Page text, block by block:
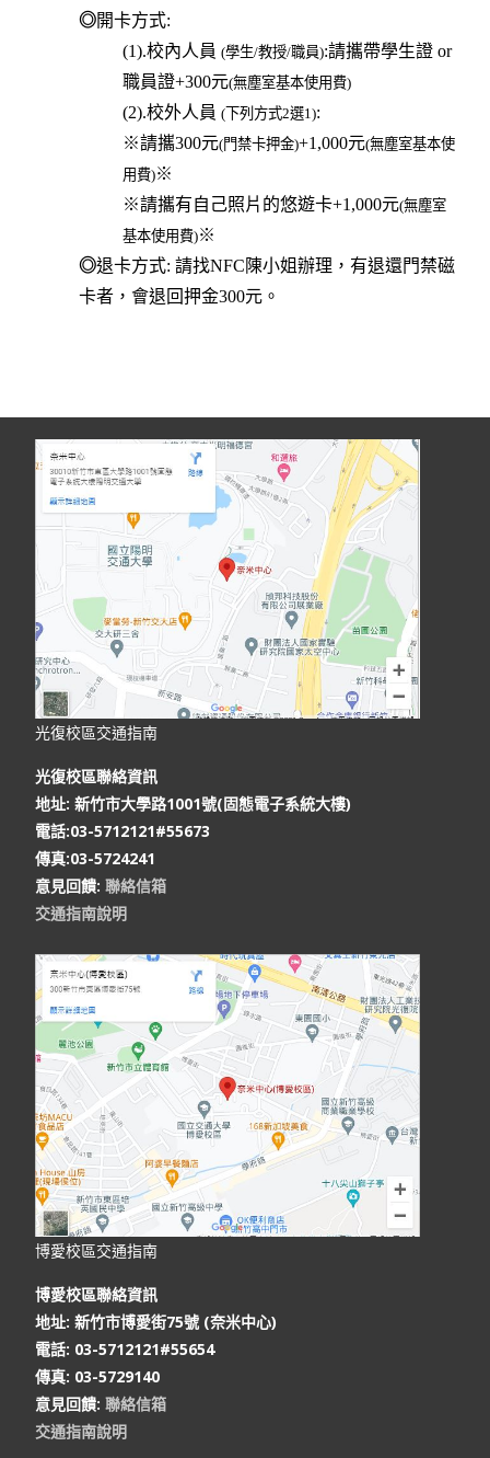
◎開卡方式:
(1).校內人員 (學生/教授/職員):請攜帶學生證 or
職員證+300元(無塵室基本使用費)
(2).校外人員 (下列方式2選1):
※請攜300元(門禁卡押金)+1,000元(無塵室基本使
用費)※
※請攜有自己照片的悠遊卡+1,000元(無塵室
基本使用費)※
◎退卡方式: 請找NFC陳小姐辦理，有退還門禁磁
卡者，會退回押金300元。
光復校區交通指南
光復校區聯絡資訊
地址: 新竹市大學路1001號(固態電子系統大樓)
電話:03-5712121#55673
傳真:03-5724241
意見回饋: 聯絡信箱
交通指南說明
博愛校區交通指南
博愛校區聯絡資訊
地址: 新竹市博愛街75號 (奈米中心)
電話: 03-5712121#55654
傳真: 03-5729140
意見回饋: 聯絡信箱
交通指南說明